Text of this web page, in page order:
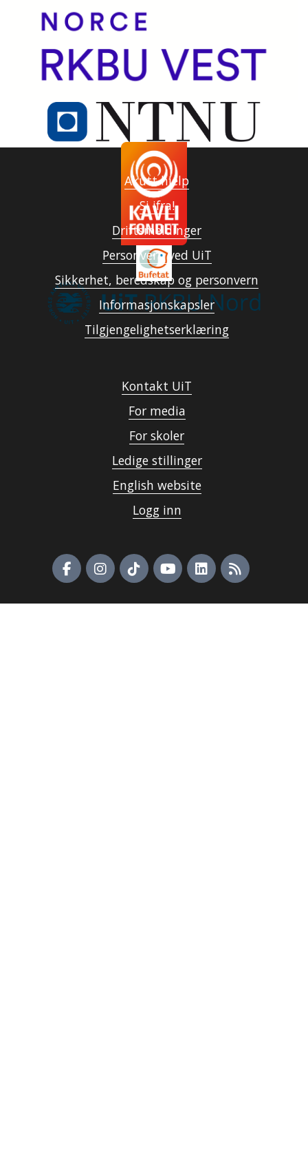
Akutt hjelp
Si ifra!
Driftsmeldinger
Personvern ved UiT
Sikkerhet, beredskap og personvern
Informasjonskapsler
Tilgjengelighetserklæring
Kontakt UiT
For media
For skoler
Ledige stillinger
English website
Logg inn